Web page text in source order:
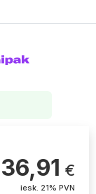
€
iesk. 21% PVN